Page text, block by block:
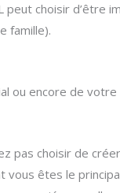
peut choisir d’être
famille).
ou encore de votre
choisir de créer
vous êtes le